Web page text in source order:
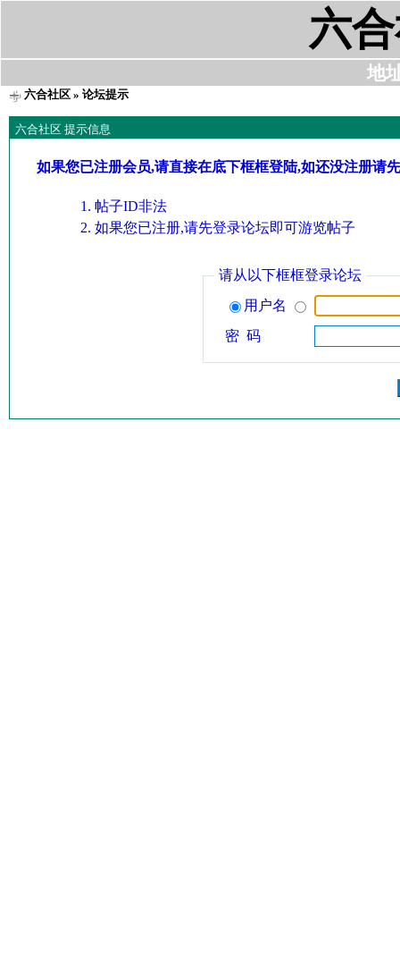
六
地
六合社区» 论坛提示
六合社区 提示信息
如果您已注册会员,请直接在底下框框登陆,如还没注册请
帖子ID非法
如果您已注册,请先登录论坛即可游览帖子
请从以下框框登录论坛
用户名
密 码